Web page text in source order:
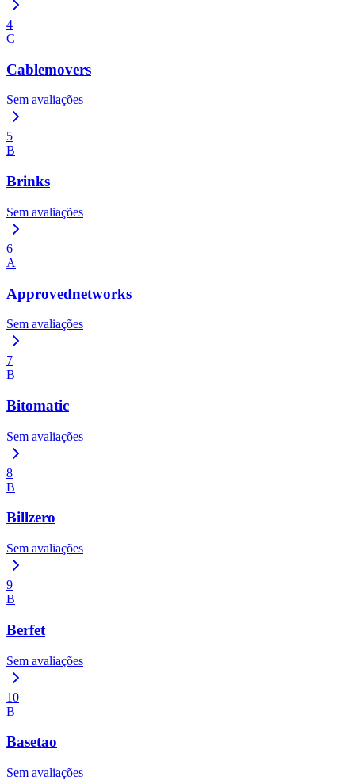
4
C
Cablemovers
Sem avaliações
5
B
Brinks
Sem avaliações
6
A
Approvednetworks
Sem avaliações
7
B
Bitomatic
Sem avaliações
8
B
Billzero
Sem avaliações
9
B
Berfet
Sem avaliações
10
B
Basetao
Sem avaliações